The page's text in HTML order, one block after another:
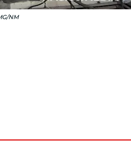
NM